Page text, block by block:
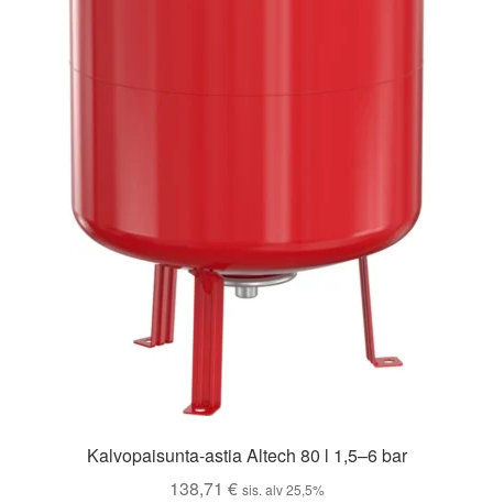
Kalvopaisunta-astia Altech 80 l 1,5–6 bar
138,71 € sis. alv 25,5%